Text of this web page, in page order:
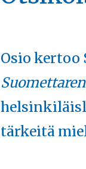
Osio kertoo
Suomettaren
tärkeitä